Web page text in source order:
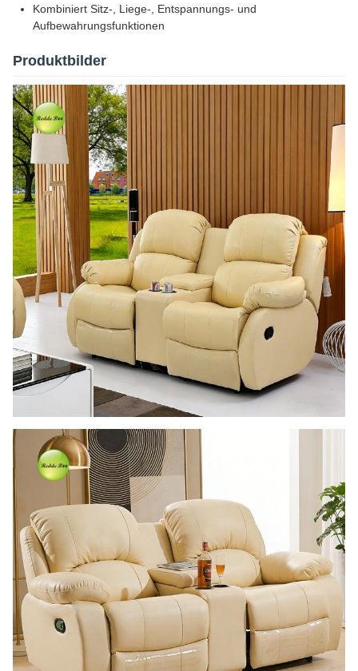
Kombiniert Sitz-, Liege-, Entspannungs- und
Aufbewahrungsfunktionen
Produktbilder